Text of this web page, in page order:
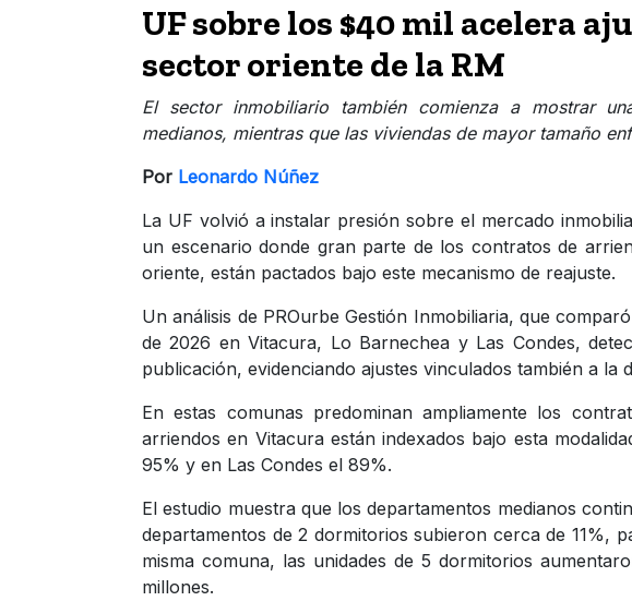
UF sobre los $40 mil acelera
sector oriente de la RM
El sector inmobiliario también comienza a mostrar
medianos, mientras que las viviendas de mayor tamaño
Por Leonardo Núñez
La UF volvió a instalar presión sobre el mercado
un escenario donde gran parte de los contratos de
oriente, están pactados bajo este mecanismo de reajuste.
Un análisis de PROurbe Gestión Inmobiliaria, que
de 2026 en Vitacura, Lo Barnechea y Las Condes,
publicación, evidenciando ajustes vinculados también a la
En estas comunas predominan ampliamente los
arriendos en Vitacura están indexados bajo esta
95% y en Las Condes el 89%.
El estudio muestra que los departamentos medianos
departamentos de 2 dormitorios subieron cerca de 11%,
misma comuna, las unidades de 5 dormitorios
millones.